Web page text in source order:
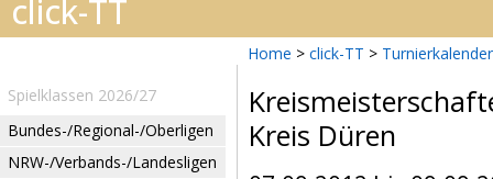
Home > click-TT > Turnierkalender
Spielklassen 2026/27
Bundes-/Regional-/Oberligen
NRW-/Verbands-/Landesligen
Kreis Düren